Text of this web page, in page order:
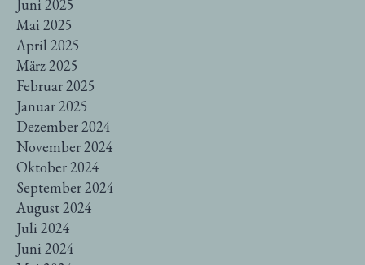
Juni 2025
Mai 2025
April 2025
März 2025
Februar 2025
Januar 2025
Dezember 2024
November 2024
Oktober 2024
September 2024
August 2024
Juli 2024
Juni 2024